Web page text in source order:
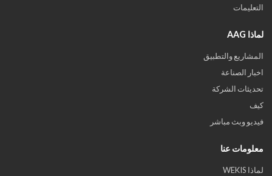
التعليمات
لماذا AAG
المشاريع والتطبيق
اخبار الصناعة
تحديثات الشركة
كيف
فيديو وبث مباشر
معلومات عنا
لماذا WEKIS